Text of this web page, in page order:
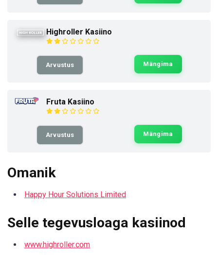
Highroller Kasiino
Arvustus Mängima
Fruta Kasiino
Arvustus Mängima
Omanik
Happy Hour Solutions Limited
Selle tegevusloaga kasiinod
www.highroller.com